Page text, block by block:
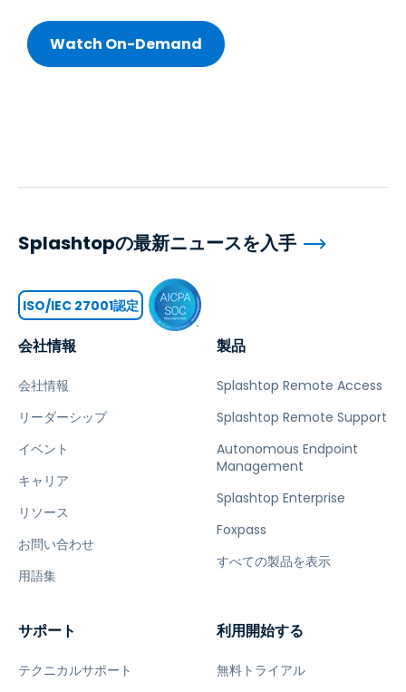
会社情報
会社情報
リーダーシップ
イベント
キャリア
リソース
お問い合わせ
用語集
製品
Splashtop Remote Access
Splashtop Remote Support
Autonomous Endpoint
Management
Splashtop Enterprise
Foxpass
すべての製品を表示
サポート
テクニカルサポート
利用開始する
無料トライアル
Splashtopの最新ニュースを入手
ISO/IEC 27001認定